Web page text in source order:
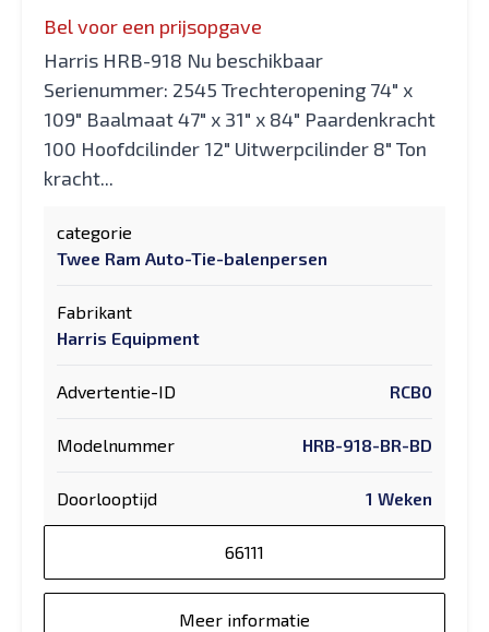
Bel voor een prijsopgave
Harris HRB-918 Nu beschikbaar
Serienummer: 2545 Trechteropening 74" x
109" Baalmaat 47" x 31" x 84" Paardenkracht
100 Hoofdcilinder 12" Uitwerpcilinder 8" Ton
kracht...
categorie
Twee Ram Auto-Tie-balenpersen
Fabrikant
Harris Equipment
Advertentie-ID RCB0
Modelnummer HRB-918-BR-BD
Doorlooptijd 1 Weken
66111
Meer informatie